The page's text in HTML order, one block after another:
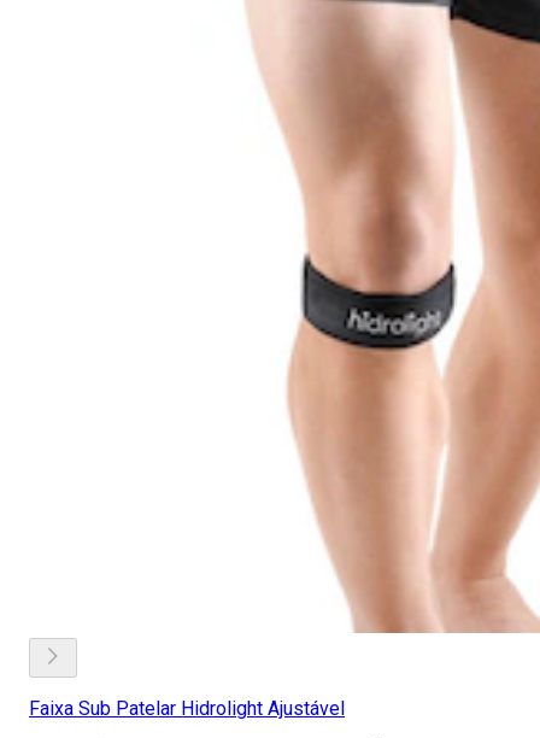
Faixa Sub Patelar Hidrolight Ajustável